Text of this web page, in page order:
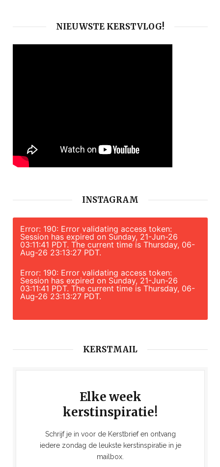
NIEUWSTE KERSTVLOG!
INSTAGRAM
Error: 190: Error validating access token:
Session has expired on Sunday, 21-Jun-26
03:11:41 PDT. The current time is Thursday, 06-
Aug-26 23:13:27 PDT.
Error: 190: Error validating access token:
Session has expired on Sunday, 21-Jun-26
03:11:41 PDT. The current time is Thursday, 06-
Aug-26 23:13:27 PDT.
KERSTMAIL
Elke week
kerstinspiratie!
Schrijf je in voor de Kerstbrief en ontvang
iedere zondag de leukste kerstinspiratie in je
mailbox.